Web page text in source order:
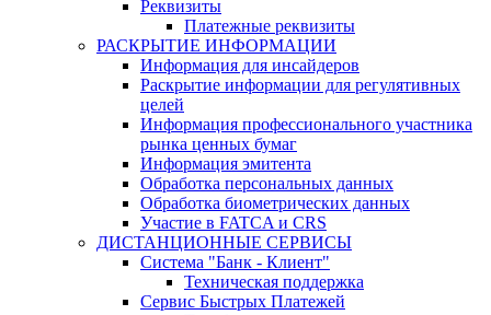
Реквизиты
Платежные реквизиты
РАСКРЫТИЕ ИНФОРМАЦИИ
Информация для инсайдеров
Раскрытие информации для регулятивных
целей
Информация профессионального участника
рынка ценных бумаг
Информация эмитента
Обработка персональных данных
Обработка биометрических данных
Участие в FATCA и CRS
ДИСТАНЦИОННЫЕ СЕРВИСЫ
Система "Банк - Клиент"
Техническая поддержка
Сервис Быстрых Платежей